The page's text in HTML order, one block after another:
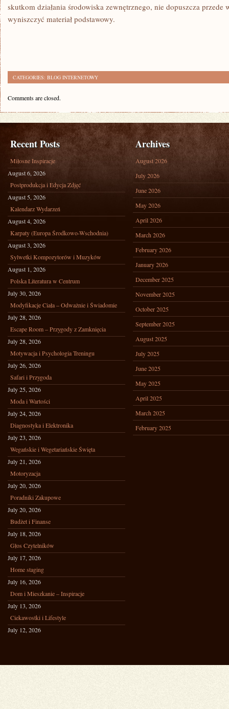
skutkom działania środowiska zewnętrznego, nie dopuszcza
wyniszczyć materiał podstawowy.
CATEGORIES: BLOG INTERNETOWY
Comments are closed.
Recent Posts
Miłosne Inspiracje
August 6, 2026
Postprodukcja i Edycja Zdjęć
August 5, 2026
Kalendarz Wydarzeń
August 4, 2026
Karpaty (Europa Środkowo-Wschodnia)
August 3, 2026
Sylwetki Kompozytorów i Muzyków
August 1, 2026
Polska Literatura w Centrum
July 30, 2026
Modyfikacje Ciała – Odważnie i Świadomie
July 28, 2026
Escape Room – Przygody z Zamknięcia
July 28, 2026
Motywacja i Psychologia Treningu
July 26, 2026
Safari i Przygoda
July 25, 2026
Moda i Wartości
July 24, 2026
Diagnostyka i Elektronika
July 23, 2026
Wegańskie i Wegetariańskie Święta
July 21, 2026
Motoryzacja
July 20, 2026
Poradniki Zakupowe
July 20, 2026
Budżet i Finanse
July 18, 2026
Głos Czytelników
July 17, 2026
Home staging
July 16, 2026
Dom i Mieszkanie – Inspiracje
July 13, 2026
Ciekawostki i Lifestyle
July 12, 2026
Archives
August 2026
July 2026
June 2026
May 2026
April 2026
March 2026
February 2026
January 2026
December 2025
November 2025
October 2025
September 2025
August 2025
July 2025
June 2025
May 2025
April 2025
March 2025
February 2025